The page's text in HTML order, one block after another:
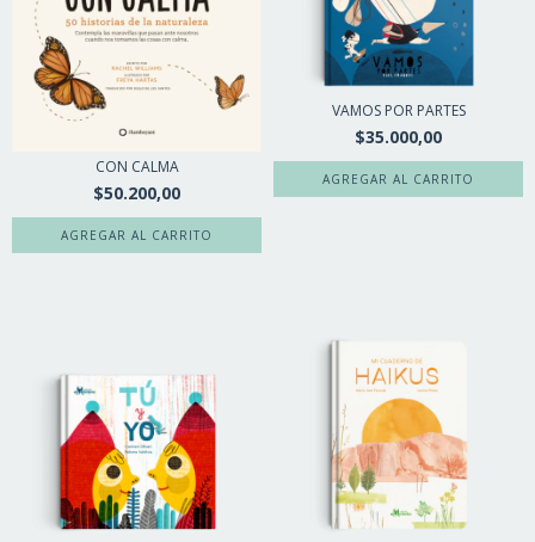
CON CALMA
$50.200,00
VAMOS POR PARTES
$35.000,00